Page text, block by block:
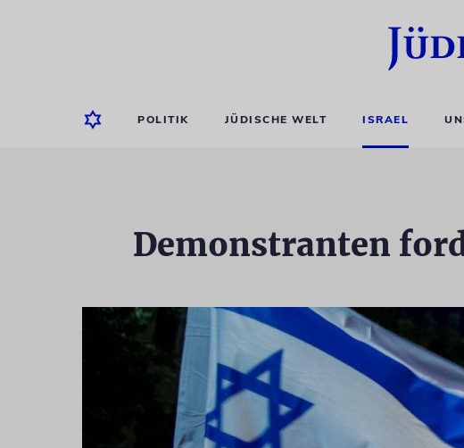
POLITIK JÜDISCHE WELT ISRAEL
Demonstranten